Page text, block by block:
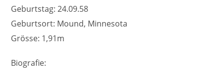
Geburtstag: 24.09.58
Geburtsort: Mound, Minnesota
Grösse: 1,91m
Biografie: